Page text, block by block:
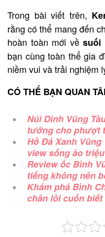
Trong bài viết trên,
rằng có thể mang đến
hoàn toàn mới vềsuối
bạn cùng toàn thể gia
niềm vui và trải nghiệm
CÓ THỂ BẠN QUAN
Núi Dinh Vũng
tưởng cho phượt
Hồ Đá Xanh
view sống ảo
Review ốc Bình
tiếng không nên
Khám phá Bình
chân lôi cuốn